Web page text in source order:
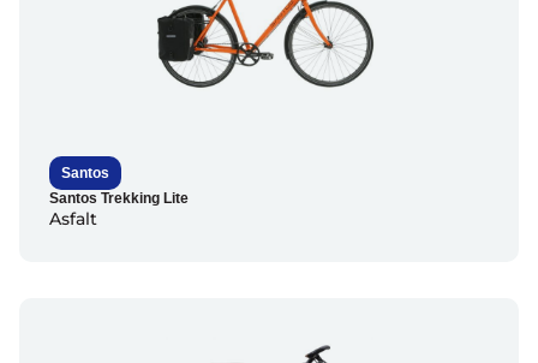
Santos
Santos Trekking Lite
Asfalt